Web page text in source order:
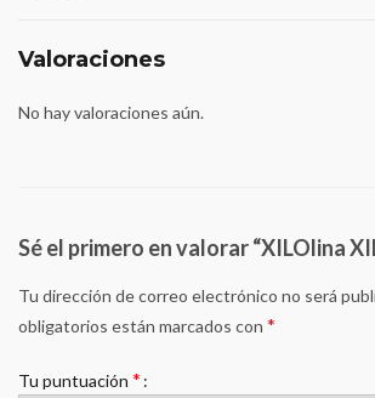
Valoraciones
No hay valoraciones aún.
Sé el primero en valorar “XILOlina
Tu dirección de correo electrónico no será
obligatorios están marcados con *
Tu puntuación *